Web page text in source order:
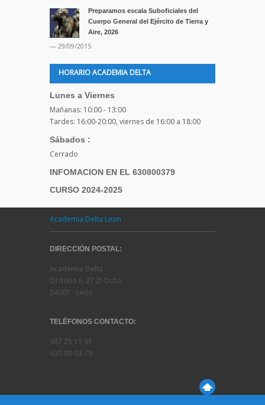
Preparamos escala Suboficiales del
Cuerpo General del Ejército de Tierra y
Aire, 2026
— 29/09/2015
HORARIO ACADEMIA DELTA
Lunes a Viernes
Mañanas: 10:00 - 13:00
Tardes: 16:00-20:00, viernes de 16:00 a 18:00
Sábados :
Cerrado
INFOMACION EN EL 630800379
CURSO 2024-2025
Academia Delta Leon
DIRECCIÓN POSTAL:
Academia Delta
Ordoño II, 27 2º Dcha.
24001 - León
TELÉFONOS CONTACTO:
987 25 11 91
630 80 03 79